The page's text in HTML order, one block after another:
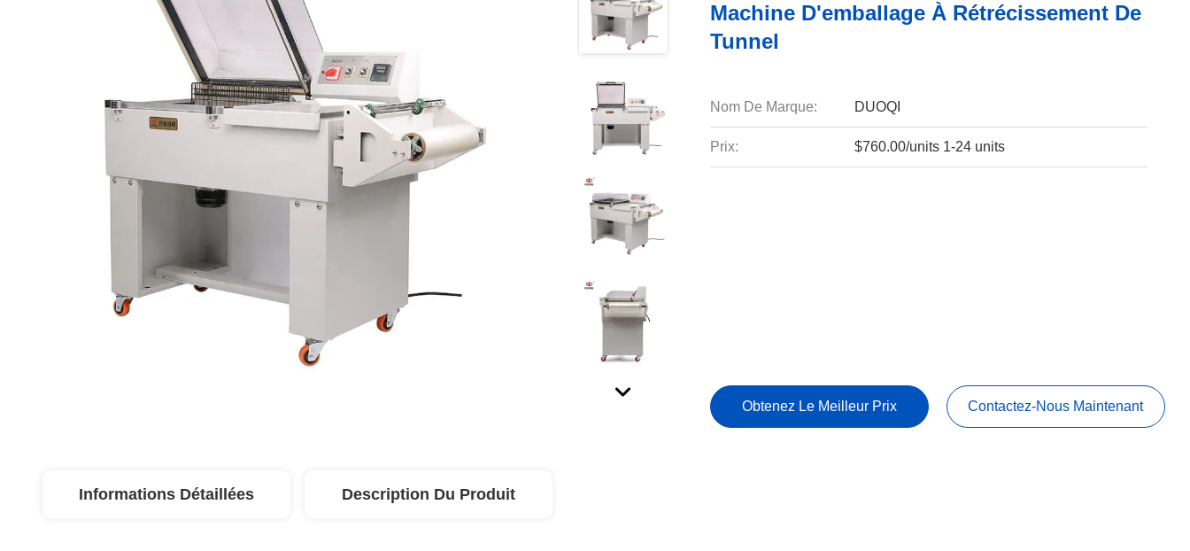
Machine D'emballage À Rétrécissement De
Tunnel
Nom De Marque: DUOQI
Prix: $760.00/units 1-24 units
Obtenez Le Meilleur Prix Contactez-Nous Maintenant
Informations Détaillées Description Du Produit